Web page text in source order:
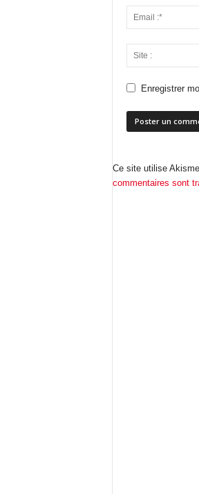
Enregistrer
Ce site utilise
commentaires sont